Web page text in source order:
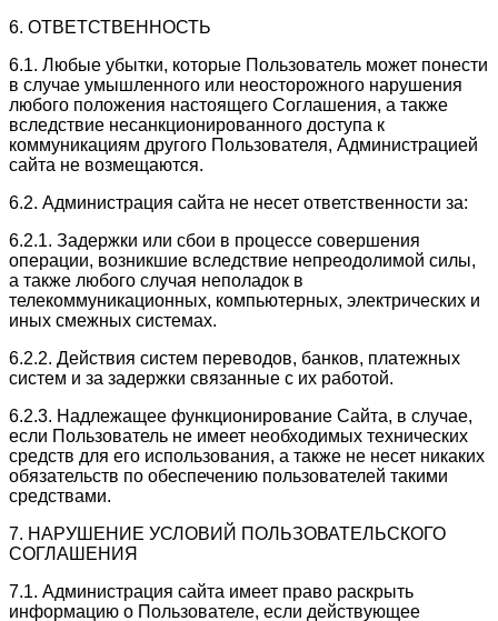
6. ОТВЕТСТВЕННОСТЬ
6.1. Любые убытки, которые Пользователь может понести
в случае умышленного или неосторожного нарушения
любого положения настоящего Соглашения, а также
вследствие несанкционированного доступа к
коммуникациям другого Пользователя, Администрацией
сайта не возмещаются.
6.2. Администрация сайта не несет ответственности за:
6.2.1. Задержки или сбои в процессе совершения
операции, возникшие вследствие непреодолимой силы,
а также любого случая неполадок в
телекоммуникационных, компьютерных, электрических и
иных смежных системах.
6.2.2. Действия систем переводов, банков, платежных
систем и за задержки связанные с их работой.
6.2.3. Надлежащее функционирование Сайта, в случае,
если Пользователь не имеет необходимых технических
средств для его использования, а также не несет никаких
обязательств по обеспечению пользователей такими
средствами.
7. НАРУШЕНИЕ УСЛОВИЙ ПОЛЬЗОВАТЕЛЬСКОГО
СОГЛАШЕНИЯ
7.1. Администрация сайта имеет право раскрыть
информацию о Пользователе, если действующее